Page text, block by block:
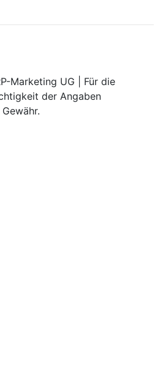
Marketing UG | Für die
der Angaben